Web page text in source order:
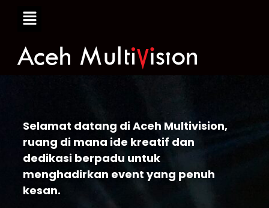
Selamat datang di Aceh Multivision,
ruang di mana ide kreatif dan
dedikasi berpadu untuk
menghadirkan event yang penuh
kesan.